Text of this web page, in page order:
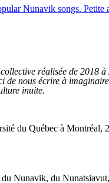
songs. Petite
réalisée de 2018
nous écrire à
inuite.
du Québec à Montréal,
Nunavik, du